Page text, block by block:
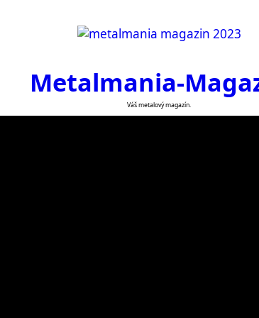
Metalmania-
Váš metalový magazín.